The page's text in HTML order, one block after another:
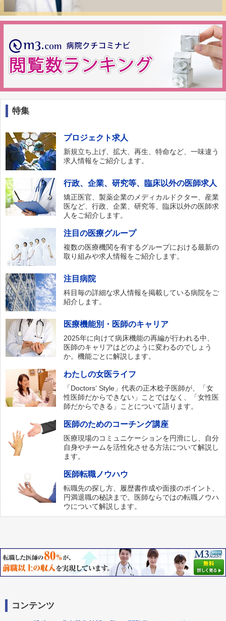
特集
プロジェクト求人
新規立ち上げ、拡大、再生、特命など、一味違う
求人情報をご紹介します。
行政、企業、研究等、臨床以外の医師求人
矯正医官、製薬企業のメディカルドクター、産業
医など、行政、企業、研究等、臨床以外の医師求
人をご紹介します。
注目の医療グループ
複数の医療機関を有するグループにおける最新の
取り組みや求人情報をご紹介します。
注目病院
科目毎の詳細な求人情報を掲載している病院をご
紹介します。
医療機能別・医師のキャリア
2025年に向けて病床機能の再編が行われる中、
医師のキャリアはどのように変わるのでしょう
か。機能ごとに解説します。
わたしの女医ライフ
「Doctors‘ Style」代表の正木稔子医師が、「女
性医師だからできない」ことではなく、「女性医
師だからできる」ことについて語ります。
医師のためのコーチング講座
医療現場のコミュニケーションを円滑にし、自分
自身やチームを活性化させる方法について解説し
ます。
医師転職ノウハウ
転職先の探し方、履歴書作成や面接のポイント、
円満退職の秘訣まで。医師ならではの転職ノウハ
ウについて解説します。
コンテンツ